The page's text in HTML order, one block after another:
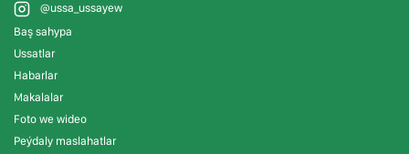
@ussa_ussayew
Baş sahypa
Ussatlar
Habarlar
Makalalar
Foto we wideo
Peýdaly maslahatlar